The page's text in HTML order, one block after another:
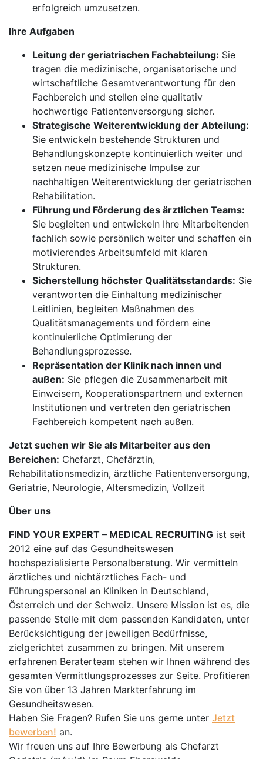
erfolgreich umzusetzen.
Ihre Aufgaben
Leitung der geriatrischen Fachabteilung: Sie
tragen die medizinische, organisatorische und
wirtschaftliche Gesamtverantwortung für den
Fachbereich und stellen eine qualitativ
hochwertige Patientenversorgung sicher.
Strategische Weiterentwicklung der Abteilung:
Sie entwickeln bestehende Strukturen und
Behandlungskonzepte kontinuierlich weiter und
setzen neue medizinische Impulse zur
nachhaltigen Weiterentwicklung der geriatrischen
Rehabilitation.
Führung und Förderung des ärztlichen Teams:
Sie begleiten und entwickeln Ihre Mitarbeitenden
fachlich sowie persönlich weiter und schaffen ein
motivierendes Arbeitsumfeld mit klaren
Strukturen.
Sicherstellung höchster Qualitätsstandards: Sie
verantworten die Einhaltung medizinischer
Leitlinien, begleiten Maßnahmen des
Qualitätsmanagements und fördern eine
kontinuierliche Optimierung der
Behandlungsprozesse.
Repräsentation der Klinik nach innen und
außen: Sie pflegen die Zusammenarbeit mit
Einweisern, Kooperationspartnern und externen
Institutionen und vertreten den geriatrischen
Fachbereich kompetent nach außen.
Jetzt suchen wir Sie als Mitarbeiter aus den
Bereichen: Chefarzt, Chefärztin,
Rehabilitationsmedizin, ärztliche Patientenversorgung,
Geriatrie, Neurologie, Altersmedizin, Vollzeit
Über uns
FIND YOUR EXPERT – MEDICAL RECRUITING ist seit
2012 eine auf das Gesundheitswesen
hochspezialisierte Personalberatung. Wir vermitteln
ärztliches und nichtärztliches Fach- und
Führungspersonal an Kliniken in Deutschland,
Österreich und der Schweiz. Unsere Mission ist es, die
passende Stelle mit dem passenden Kandidaten, unter
Berücksichtigung der jeweiligen Bedürfnisse,
zielgerichtet zusammen zu bringen. Mit unserem
erfahrenen Beraterteam stehen wir Ihnen während des
gesamten Vermittlungsprozesses zur Seite. Profitieren
Sie von über 13 Jahren Markterfahrung im
Gesundheitswesen.
Haben Sie Fragen? Rufen Sie uns gerne unter Jetzt
bewerben! an.
Wir freuen uns auf Ihre Bewerbung als Chefarzt